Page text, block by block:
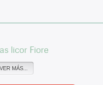
licor Fiore
VER MÁS...